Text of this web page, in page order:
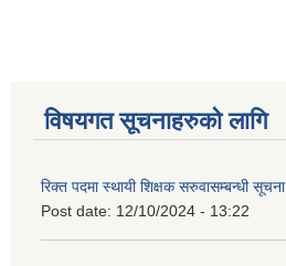
विषयगत सूचनाहरुको लागि
रिक्त पदमा स्थायी शिक्षक सरुवासम्बन्धी सूचना
Post date: 12/10/2024 - 13:22